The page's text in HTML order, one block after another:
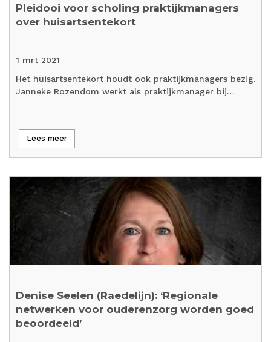
Pleidooi voor scholing praktijkmanagers
over huisartsentekort
1 mrt 2021
Het huisartsentekort houdt ook praktijkmanagers bezig.
Janneke Rozendom werkt als praktijkmanager bij…
Lees meer
Denise Seelen (Raedelijn): ‘Regionale
netwerken voor ouderenzorg worden goed
beoordeeld’